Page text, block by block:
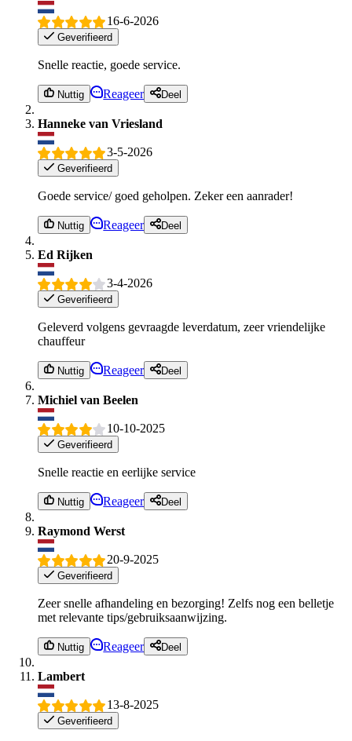
16-6-2026
Geverifieerd
Snelle reactie, goede service.
Nuttig Reageer Deel
Hanneke van Vriesland
3-5-2026
Geverifieerd
Goede service/ goed geholpen. Zeker een aanrader!
Nuttig Reageer Deel
Ed Rijken
3-4-2026
Geverifieerd
Geleverd volgens gevraagde leverdatum, zeer vriendelijke
chauffeur
Nuttig Reageer Deel
Michiel van Beelen
10-10-2025
Geverifieerd
Snelle reactie en eerlijke service
Nuttig Reageer Deel
Raymond Werst
20-9-2025
Geverifieerd
Zeer snelle afhandeling en bezorging! Zelfs nog een belletje
met relevante tips/gebruiksaanwijzing.
Nuttig Reageer Deel
Lambert
13-8-2025
Geverifieerd